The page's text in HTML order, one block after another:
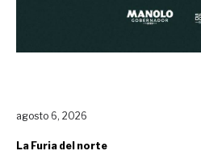
agosto 6, 2026
La Furia del norte